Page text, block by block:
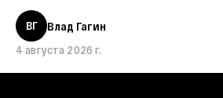
ВГ
Влад Гагин
4 августа 2026 г.